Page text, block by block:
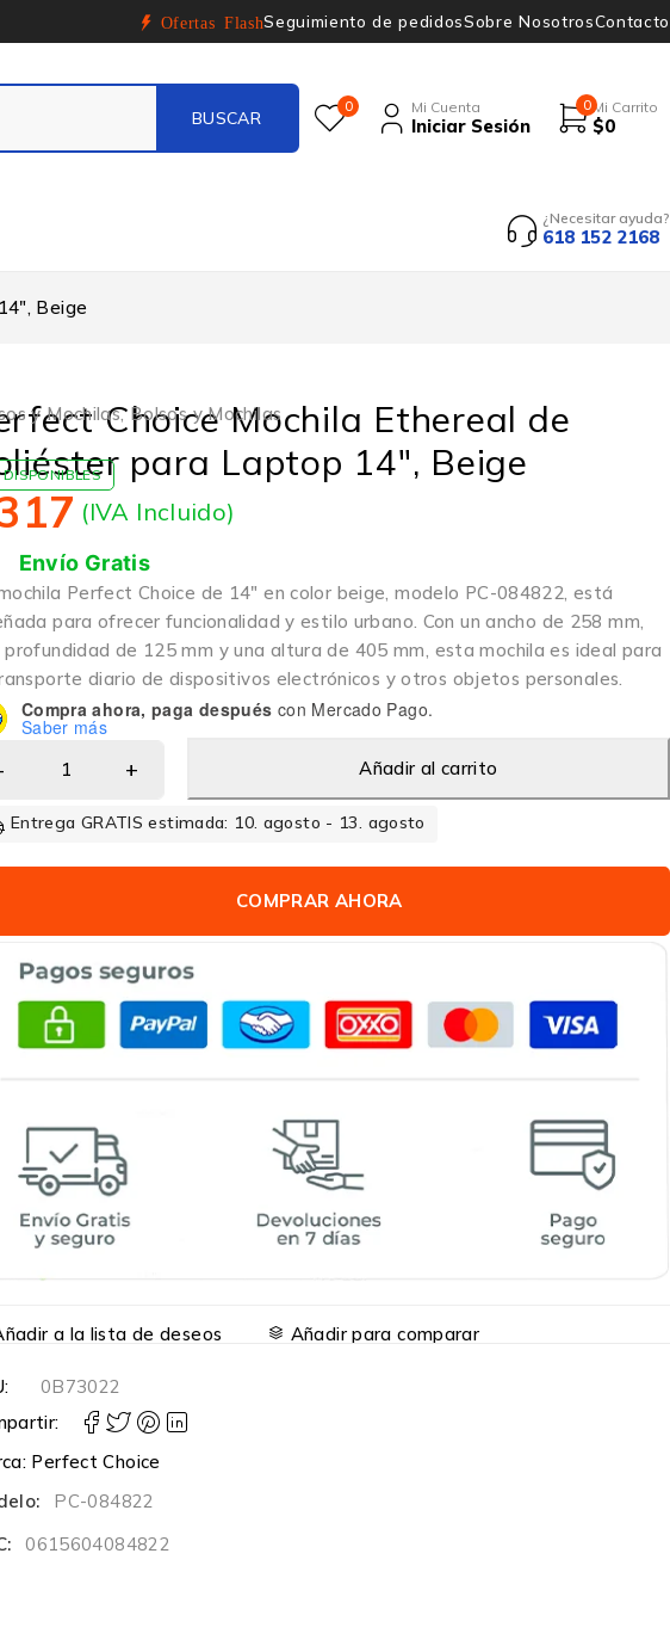
Ofertas FlashSeguimiento de pedidosSobre NosotrosContacto
0 Mi Cuenta
Iniciar Sesión
0 Mi Carrito
$0
¿Necesitar ayuda?
618 152 2168
Beige
y Mochilas,Bolsos y Mochilas
Choice Mochila Ethereal de
para Laptop 14″, Beige
DISPONIBLES
(IVA Incluido)
Envío Gratis
Perfect Choice de 14″ en color beige, modelo PC-084822, está
para ofrecer funcionalidad y estilo urbano. Con un ancho de 258 mm,
profundidad de 125 mm y una altura de 405 mm, esta mochila es ideal para
diario de dispositivos electrónicos y otros objetos personales.
Compra ahora, paga después con Mercado Pago.
Saber más
Añadir al carrito
Entrega GRATIS estimada: 10. agosto - 13. agosto
COMPRAR AHORA
a la lista de deseos Añadir para comparar
0B73022
Perfect Choice
PC-084822
0615604084822